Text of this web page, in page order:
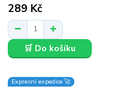
289 Kč
🛒 Do košíku
Expresní expedice 🚀